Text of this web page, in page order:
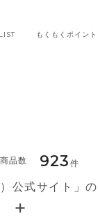
LIST もくもくポイント
923 件
式サイト」の